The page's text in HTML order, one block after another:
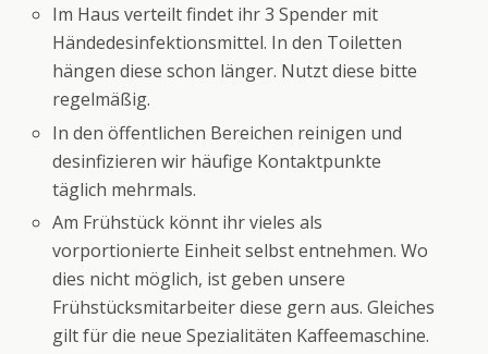
Im Haus verteilt findet ihr 3 Spender mit
Händedesinfektionsmittel. In den Toiletten
hängen diese schon länger. Nutzt diese bitte
regelmäßig.
In den öffentlichen Bereichen reinigen und
desinfizieren wir häufige Kontaktpunkte
täglich mehrmals.
Am Frühstück könnt ihr vieles als
vorportionierte Einheit selbst entnehmen. Wo
dies nicht möglich, ist geben unsere
Frühstücksmitarbeiter diese gern aus. Gleiches
gilt für die neue Spezialitäten Kaffeemaschine.